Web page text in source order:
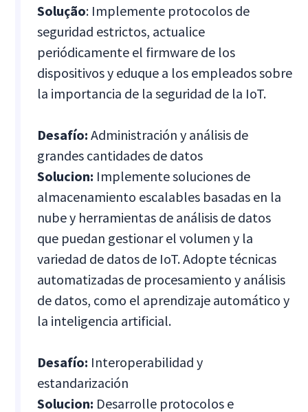
Solução: Implemente protocolos de
seguridad estrictos, actualice
periódicamente el firmware de los
dispositivos y eduque a los empleados sobre
la importancia de la seguridad de la IoT.
Desafío:Administración y análisis de
grandes cantidades de datos
Solucion: Implemente soluciones de
almacenamiento escalables basadas en la
nube y herramientas de análisis de datos
que puedan gestionar el volumen y la
variedad de datos de IoT. Adopte técnicas
automatizadas de procesamiento y análisis
de datos, como el aprendizaje automático y
la inteligencia artificial.
Desafío: Interoperabilidad y
estandarización
Solucion: Desarrolle protocolos e